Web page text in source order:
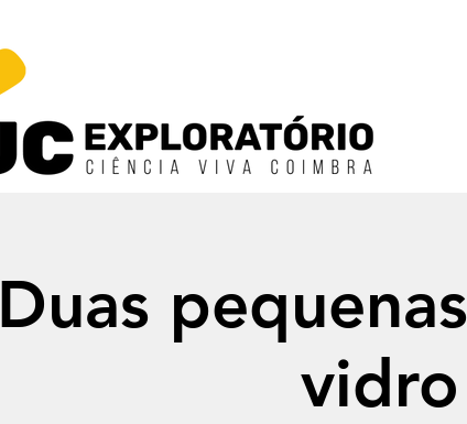
Duas
vidro